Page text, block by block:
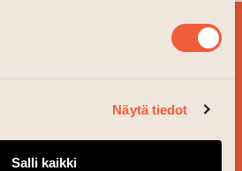
Näytä tiedot
Salli kaikki
TASALLA!